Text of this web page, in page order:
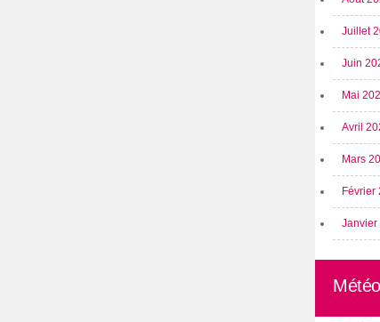
Juillet
Juin
Mai
Avril
Mars
Février
Janvier